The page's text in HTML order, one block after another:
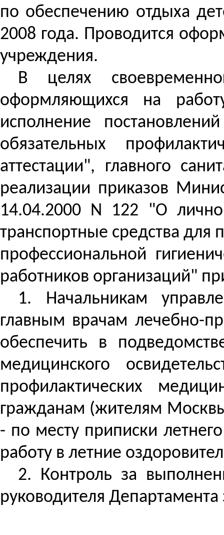
по обеспечению отдыха
2008 года. Проводится
учреждения.
В целях
оформляющихся на
исполнение
обязательных
аттестации", главного
реализации приказов
14.04.2000 N 122 "О
транспортные средства
профессиональной
работников организаций"
1. Начальникам
главным врачам лечебно-
обеспечить в
медицинского
профилактических
гражданам (жителям
- по месту приписки
работу в летние
2. Контроль за
руководителя